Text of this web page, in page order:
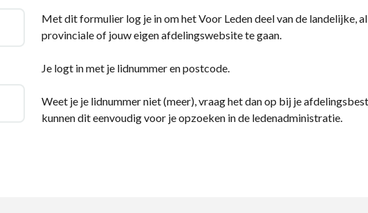
Met dit formulier log je in om het Voor Leden deel van de landelijke,
provinciale of jouw eigen afdelingswebsite te gaan.
Je logt in met je lidnummer en postcode.
Weet je je lidnummer niet (meer), vraag het dan op bij je
kunnen dit eenvoudig voor je opzoeken in de ledenadministratie.